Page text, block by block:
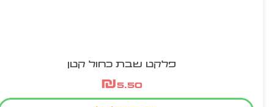
פלקט שבת כחול קטן
₪5.50